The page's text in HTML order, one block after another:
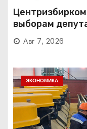
выборам
Авг 7, 2026
ЭКОНОМИКА